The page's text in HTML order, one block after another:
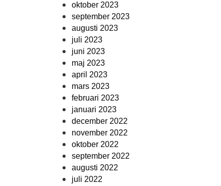
oktober 2023
september 2023
augusti 2023
juli 2023
juni 2023
maj 2023
april 2023
mars 2023
februari 2023
januari 2023
december 2022
november 2022
oktober 2022
september 2022
augusti 2022
juli 2022